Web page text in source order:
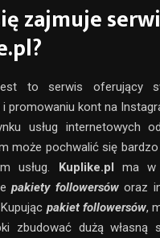
zajmuje
to serwis oferujący
promowaniu kont na
usług internetowych
może pochwalić się
usług.
Kuplike.pl
ma w
pakiety followersóworaz
pakiet followersów,
zbudować dużą własną